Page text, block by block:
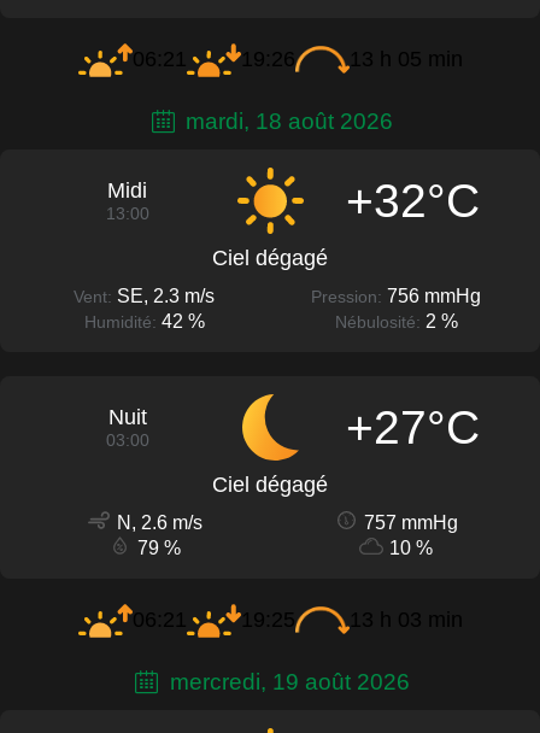
06:21 19:26 13 h 05 min
mardi, 18 août 2026
Midi
13:00 +32°C
Ciel dégagé
Vent: SE, 2.3 m/s Pression: 756 mmHg
Humidité: 42 % Nébulosité: 2 %
Nuit
03:00 +27°C
Ciel dégagé
N, 2.6 m/s
757 mmHg
79 %
10 %
06:21 19:25 13 h 03 min
mercredi, 19 août 2026